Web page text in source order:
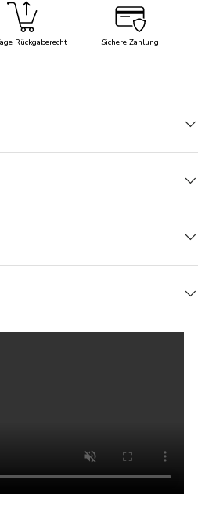
Rückgaberecht Sichere Zahlung